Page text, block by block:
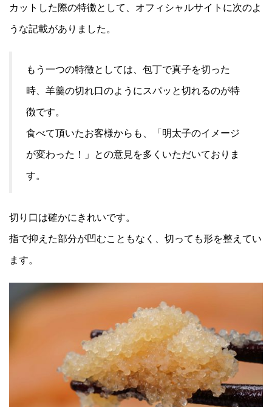
カットした際の特徴として、オフィシャルサイトに次のよ
うな記載がありました。
もう一つの特徴としては、包丁で真子を切った
時、羊羹の切れ口のようにスパッと切れるのが特
徴です。
食べて頂いたお客様からも、「明太子のイメージ
が変わった！」との意見を多くいただいておりま
す。
切り口は確かにきれいです。
指で抑えた部分が凹むこともなく、切っても形を整えてい
ます。